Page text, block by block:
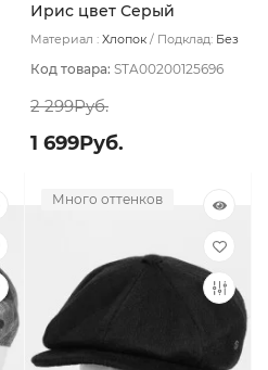
Ирис цвет Серый
светлый размер 60
Материал : Хлопок Подклад: Без
Код товара: STA00200125696
2 299Руб.
1 699Руб.
Много оттенков